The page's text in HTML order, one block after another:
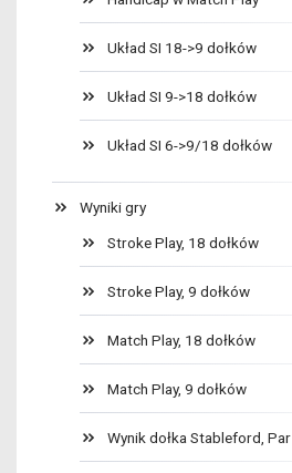
Układ SI 18->9 dołków
Układ SI 9->18 dołków
Układ SI 6->9/18 dołków
Wyniki gry
Stroke Play, 18 dołków
Stroke Play, 9 dołków
Match Play, 18 dołków
Match Play, 9 dołków
Wynik dołka Stableford, Par